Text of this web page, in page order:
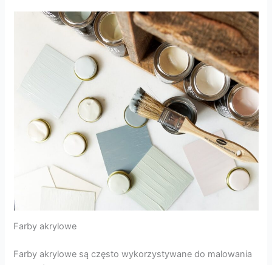
Farby akrylowe
Farby akrylowe są często wykorzystywane do malowania